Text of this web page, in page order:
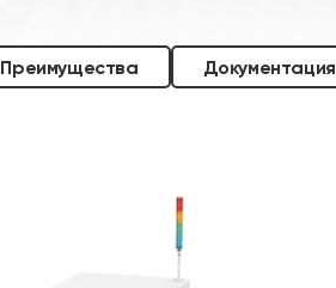
Преимущества Документация